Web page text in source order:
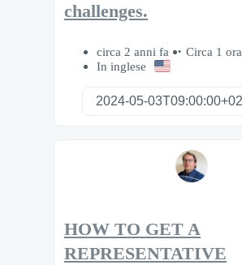
challenges.
circa 2 anni fa
Circa 1 ora
In inglese
HOW TO GET A
REPRESENTATIVE